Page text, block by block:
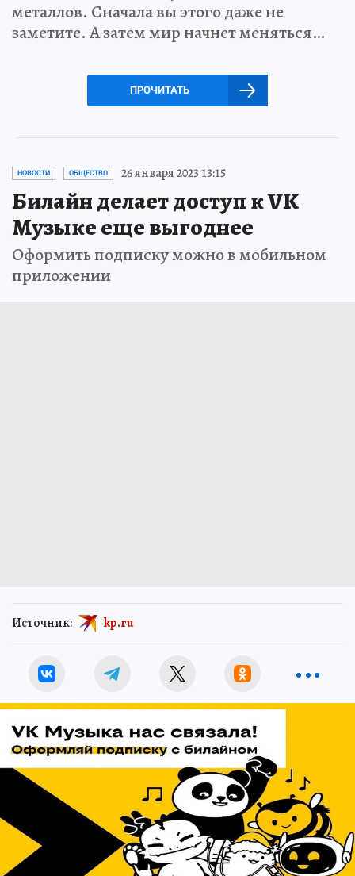
металлов. Сначала вы этого даже не
заметите. А затем мир начнет меняться…
ПРОЧИТАТЬ
НОВОСТИ ОБЩЕСТВО 26 января 2023 13:15
Билайн делает доступ к VK
Музыке еще выгоднее
Оформить подписку можно в мобильном
приложении
Источник: kp.ru